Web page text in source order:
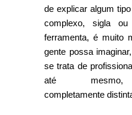
de explicar algum
complexo, sigla
ferramenta, é muito
gente possa
se trata de
até
completamente